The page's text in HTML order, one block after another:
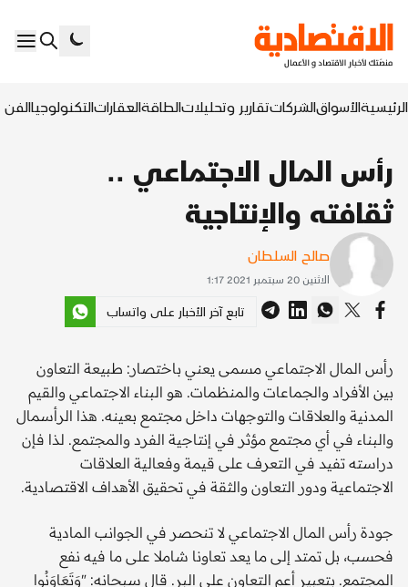
الرئيسيةالأسواقالشركاتتقارير وتحليلاتالطاقةالعقاراتالتكنولوجياالفن
رأس المال الاجتماعي ..
ثقافته والإنتاجية
صالح السلطان
الاثنين 20 سبتمبر 2021 1:17
تابع آخر الأخبار على واتساب
رأس المال الاجتماعي مسمى يعني باختصار: طبيعة التعاون
بين الأفراد والجماعات والمنظمات. هو البناء الاجتماعي والقيم
المدنية والعلاقات والتوجهات داخل مجتمع بعينه. هذا الرأسمال
والبناء في أي مجتمع مؤثر في إنتاجية الفرد والمجتمع. لذا فإن
دراسته تفيد في التعرف على قيمة وفعالية العلاقات
الاجتماعية ودور التعاون والثقة في تحقيق الأهداف الاقتصادية.
جودة رأس المال الاجتماعي لا تنحصر في الجوانب المادية
فحسب، بل تمتد إلى ما يعد تعاونا شاملا على ما فيه نفع
المجتمع. بتعبير أعم التعاون على البر. قال سبحانه: "وَتَعَاوَنُوا